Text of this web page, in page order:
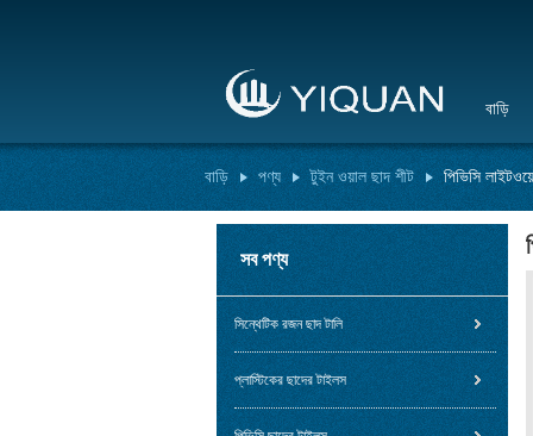
বাড়ি
বাড়ি পণ্য টুইন ওয়াল ছাদ শীট পিভিসি
সব পণ্য
সিন্থেটিক রজন ছাদ টালি
প্লাস্টিকের ছাদের টাইলস